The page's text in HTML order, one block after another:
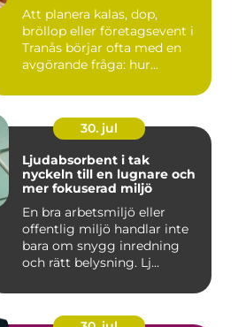
Att planera kalas, dop,
bröllop eller företagsevent i
Tranås börjar ofta med en
avgörande fråga: hur...
30. jul
Ljudabsorbent i tak
nyckeln till en lugnare och
mer fokuserad miljö
En bra arbetsmiljö eller
offentlig miljö handlar inte
bara om snygg inredning
och rätt belysning. Lj...